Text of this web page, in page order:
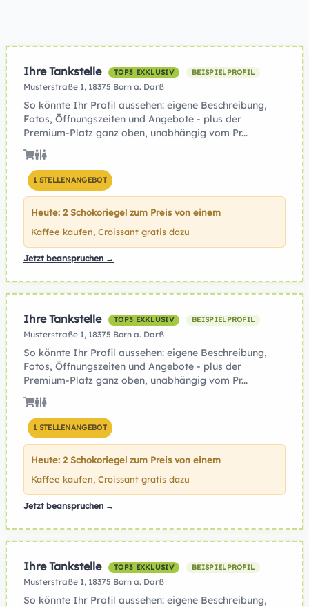
Ihre Tankstelle TOP3 EXKLUSIV BEISPIELPROFIL
Musterstraße 1, 18375 Born a. Darß
So könnte Ihr Profil aussehen: eigene Beschreibung,
Fotos, Öffnungszeiten und Angebote - plus der
Premium-Platz ganz oben, unabhängig vom Pr...
1 STELLENANGEBOT
Heute: 2 Schokoriegel zum Preis von einem
Kaffee kaufen, Croissant gratis dazu
Jetzt beanspruchen →
Ihre Tankstelle TOP3 EXKLUSIV BEISPIELPROFIL
Musterstraße 1, 18375 Born a. Darß
So könnte Ihr Profil aussehen: eigene Beschreibung,
Fotos, Öffnungszeiten und Angebote - plus der
Premium-Platz ganz oben, unabhängig vom Pr...
1 STELLENANGEBOT
Heute: 2 Schokoriegel zum Preis von einem
Kaffee kaufen, Croissant gratis dazu
Jetzt beanspruchen →
Ihre Tankstelle TOP3 EXKLUSIV BEISPIELPROFIL
Musterstraße 1, 18375 Born a. Darß
So könnte Ihr Profil aussehen: eigene Beschreibung,